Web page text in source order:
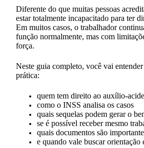
Diferente do que muitas pessoas
estar totalmente incapacitado para ter
Em muitos casos, o trabalhador
função normalmente, mas com
força.
Neste guia completo, você vai
prática:
quem tem direito ao auxílio-
como o INSS analisa os casos
quais sequelas podem gerar o
se é possível receber mesmo
quais documentos são
e quando vale buscar orientação